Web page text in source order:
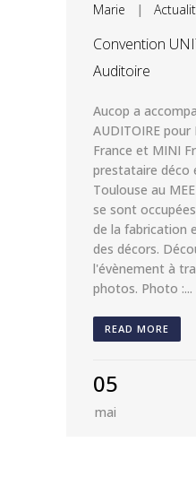
Marie |
Convention
Auditoire
Aucop a
AUDITOIRE pour
France et MINI
prestataire déco
Toulouse au
se sont
de la fabrication
des décors.
l'évènement à
photos. Photo :...
READ MORE
05
mai